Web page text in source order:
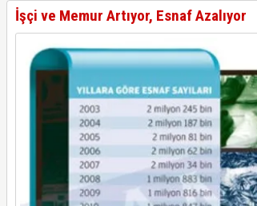
İşçi ve Memur Artıyor, Esnaf Azalıyor